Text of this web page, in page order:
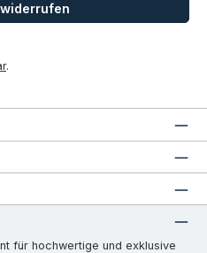
.
für hochwertige und exklusive